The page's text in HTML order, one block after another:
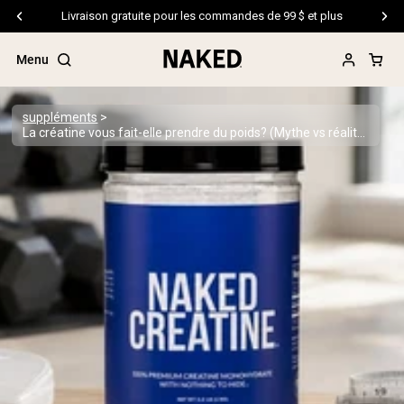
Livraison gratuite pour les commandes de 99 $ et plus
Menu
Termes de recherche populaires
”Protein Powder“
”Overnight Oats“
”Vegan protein“
”Collagen“
”Micellar Casein“
PROTÉINES EN POUDREMeilleure Vente
Protéine de Whey en Poudre
Peptides de collagène
suppléments